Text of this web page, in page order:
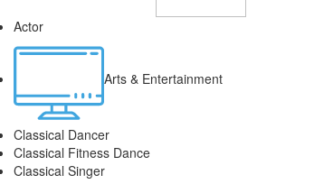
Actor
Arts & Entertainment
Classical Dancer
Classical Fitness Dance
Classical Singer